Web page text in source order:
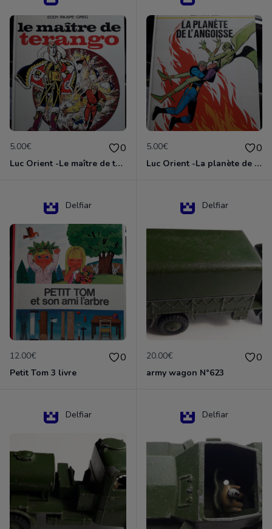
5.00€ 0
Luc Orient -Le maître de terango
5.00€ 0
Luc Orient -La planète de l'angoisse
Delfiar
12.00€ 0
Petit Tom 3 livre
Delfiar
20.00€ 0
army wagon N°623
Delfiar Delfiar